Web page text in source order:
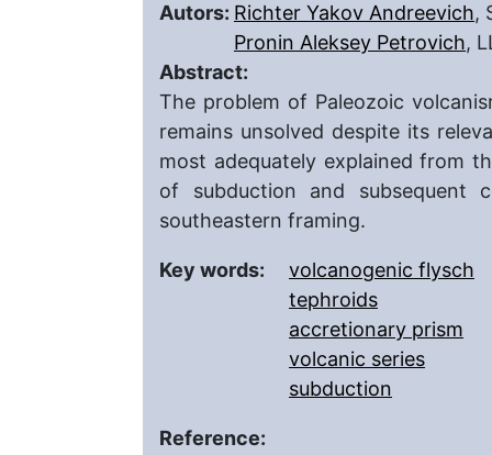
Autors: Richter Yakov Andreevich,
Pronin Aleksey Petrovich,
Abstract:
The problem of Paleozoic
remains unsolved despite its
most adequately explained from
of subduction and subsequent
southeastern framing.
Key words:
volcanogenic flysch
tephroids
accretionary prism
volcanic series
subduction
Reference: